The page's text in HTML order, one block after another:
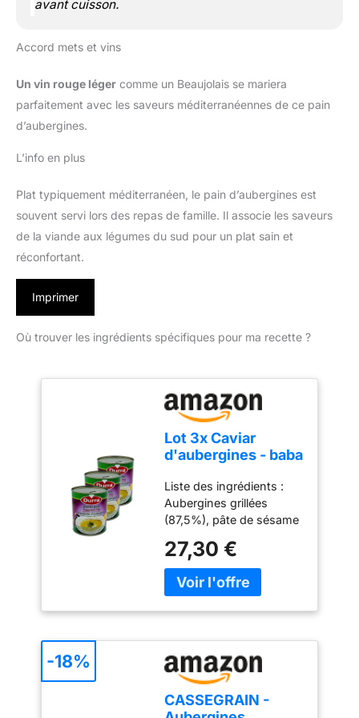
avant cuisson.
Accord mets et vins
Un vin rouge léger comme un Beaujolais se mariera
parfaitement avec les saveurs méditerranéennes de ce pain
d’aubergines.
L’info en plus
Plat typiquement méditerranéen, le pain d’aubergines est
souvent servi lors des repas de famille. Il associe les saveurs
de la viande aux légumes du sud pour un plat sain et
réconfortant.
Imprimer
Où trouver les ingrédients spécifiques pour ma recette ?
Lot 3x Caviar
d'aubergines - baba
850g
Liste des ingrédients :
Aubergines grillées
(87,5%), pâte de sésame
Liste des allergènes :
Sésame Goût
authentique -
Sans sucre ajouté Sans
colorant Végan - Type de
cuisine :
Méditerranéenne
27,30 €
CASSEGRAIN -
-18%